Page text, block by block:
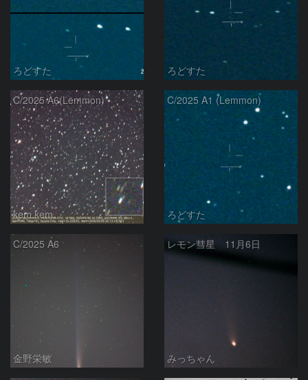
ろどすた ろどすた
C/2025 A6(Lemmon)
kem.kem
C/2025 A1 (Lemmon)
ろどすた
C/2025 A6
金野栄敏
レモン彗星 11月6日
みっちゃん